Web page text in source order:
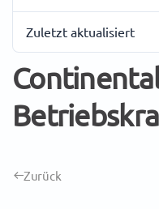
Zuletzt aktualisiert
Zurück